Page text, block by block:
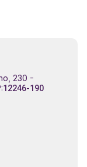
230 -
12246-190